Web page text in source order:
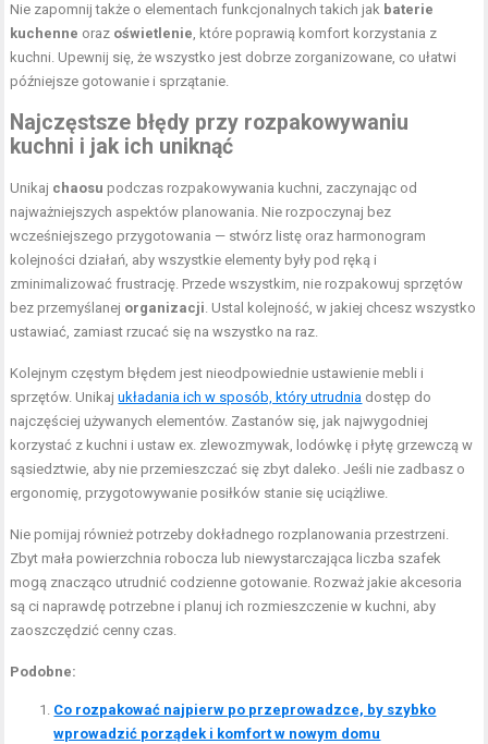
Nie zapomnij także o elementach funkcjonalnych takich jak baterie
kuchenne oraz oświetlenie, które poprawią komfort korzystania z
kuchni. Upewnij się, że wszystko jest dobrze zorganizowane, co ułatwi
późniejsze gotowanie i sprzątanie.
Najczęstsze błędy przy rozpakowywaniu
kuchni i jak ich uniknąć
Unikaj chaosu podczas rozpakowywania kuchni, zaczynając od
najważniejszych aspektów planowania. Nie rozpoczynaj bez
wcześniejszego przygotowania — stwórz listę oraz harmonogram
kolejności działań, aby wszystkie elementy były pod ręką i
zminimalizować frustrację. Przede wszystkim, nie rozpakowuj sprzętów
bez przemyślanej organizacji. Ustal kolejność, w jakiej chcesz wszystko
ustawiać, zamiast rzucać się na wszystko na raz.
Kolejnym częstym błędem jest nieodpowiednie ustawienie mebli i
sprzętów. Unikajukładania ich w sposób, który utrudnia dostęp do
najczęściej używanych elementów. Zastanów się, jak najwygodniej
korzystać z kuchni i ustaw ex. zlewozmywak, lodówkę i płytę grzewczą w
sąsiedztwie, aby nie przemieszczać się zbyt daleko. Jeśli nie zadbasz o
ergonomię, przygotowywanie posiłków stanie się uciążliwe.
Nie pomijaj również potrzeby dokładnego rozplanowania przestrzeni.
Zbyt mała powierzchnia robocza lub niewystarczająca liczba szafek
mogą znacząco utrudnić codzienne gotowanie. Rozważ jakie akcesoria
są ci naprawdę potrzebne i planuj ich rozmieszczenie w kuchni, aby
zaoszczędzić cenny czas.
Podobne:
Co rozpakować najpierw po przeprowadzce, by szybko
wprowadzić porządek i komfort w nowym domu